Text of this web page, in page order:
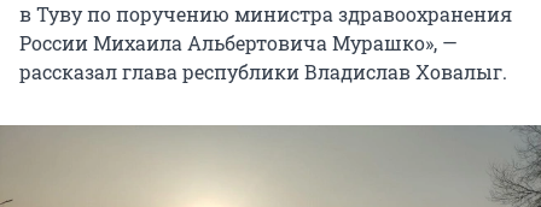
в Туву по поручению министра здравоохранения
России Михаила Альбертовича Мурашко», —
рассказал глава республики Владислав Ховалыг.